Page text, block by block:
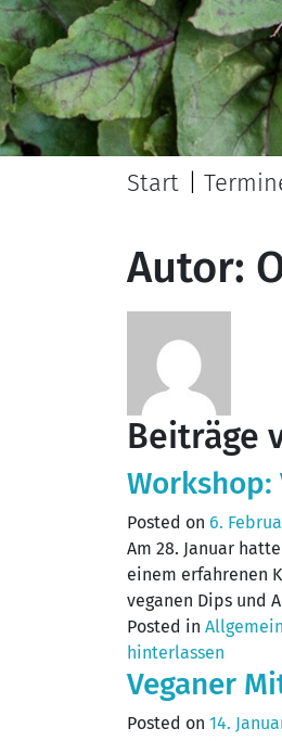
Start
Autor:
Beiträge
Workshop:
Posted on 6.
Am 28. Januar
einem erfahrenen
veganen Dips und
Posted in Allgemein
hinterlassen
Veganer
Posted on 14.